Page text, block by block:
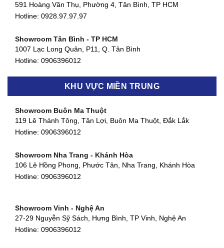
591 Hoàng Văn Thụ, Phường 4, Tân Bình, TP HCM
Hotline: 0928.97.97.97
Showroom Tân Bình - TP HCM
1007 Lạc Long Quân, P11, Q. Tân Bình
Hotline: 0906396012
Showroom Biên Hòa - Đồng Nai
Showroom Thuận An - Bình Dương
Showroom Quận 11 - TP. HCM
Showroom Quận 4 - TP. HCM
127 Khánh Hội, Phường 3, Quận 4,TP. HCM
KHU VỰC MIỀN TRUNG
Showroom Buôn Ma Thuột
119 Lê Thánh Tông, Tân Lợi, Buôn Ma Thuột, Đắk Lắk
Hotline: 0906396012
Showroom Nha Trang - Khánh Hòa
106 Lê Hồng Phong, Phước Tân, Nha Trang, Khánh Hòa
Hotline: 0906396012
Showroom Vinh - Nghệ An
27-29 Nguyễn Sỹ Sách, Hưng Bình, TP Vinh, Nghệ An
Hotline: 0906396012